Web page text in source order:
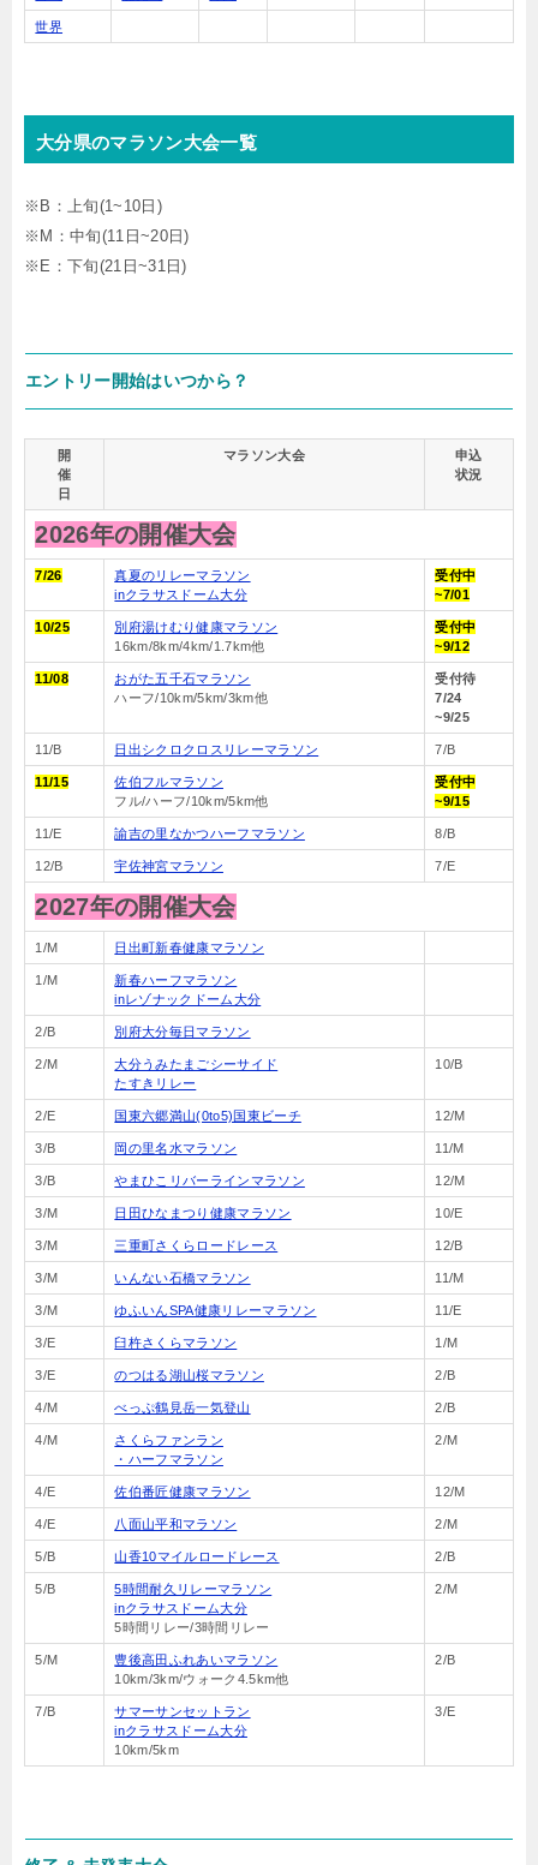
世界
大分県のマラソン大会一覧
※B：上旬(1~10日)
※M：中旬(11日~20日)
※E：下旬(21日~31日)
エントリー開始はいつから？
開
催
日
マラソン大会
申込
状況
2026年の開催大会
7/26
真夏のリレーマラソン
inクラサスドーム大分
受付中
~7/01
10/25
別府湯けむり健康マラソン
16km/8km/4km/1.7km他
受付中
~9/12
11/08
おがた五千石マラソン
ハーフ/10km/5km/3km他
受付待
7/24
~9/25
11/B 日出シクロクロスリレーマラソン 7/B
11/15
佐伯フルマラソン
フル/ハーフ/10km/5km他
受付中
~9/15
11/E 諭吉の里なかつハーフマラソン 8/B
12/B 宇佐神宮マラソン 7/E
2027年の開催大会
1/M 日出町新春健康マラソン
1/M
新春ハーフマラソン
inレゾナックドーム大分
2/B 別府大分毎日マラソン
2/M
大分うみたまごシーサイド
たすきリレー
10/B
2/E 国東六郷満山(0to5)国東ビーチ 12/M
3/B 岡の里名水マラソン 11/M
3/B やまひこリバーラインマラソン 12/M
3/M 日田ひなまつり健康マラソン 10/E
3/M 三重町さくらロードレース 12/B
3/M いんない石橋マラソン 11/M
3/M ゆふいんSPA健康リレーマラソン 11/E
3/E 臼杵さくらマラソン 1/M
3/E のつはる湖山桜マラソン 2/B
4/M べっぷ鶴見岳一気登山 2/B
4/M
さくらファンラン
・ハーフマラソン
2/M
4/E 佐伯番匠健康マラソン 12/M
4/E 八面山平和マラソン 2/M
5/B 山香10マイルロードレース 2/B
5/B
5時間耐久リレーマラソン
inクラサスドーム大分
5時間リレー/3時間リレー
2/M
5/M
豊後高田ふれあいマラソン
10km/3km/ウォーク4.5km他
2/B
7/B
サマーサンセットラン
inクラサスドーム大分
10km/5km
3/E